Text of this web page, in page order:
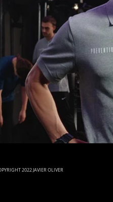
2022 JAVIER OLIVER